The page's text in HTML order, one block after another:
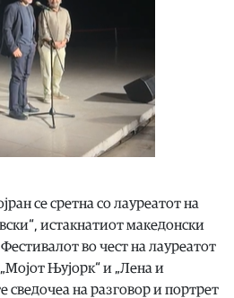
се сретна со лауреатот на
истакнатиот македонски
во чест на лауреатот
Њујорк“ и „Лена и
сведочеа на разговор и портрет